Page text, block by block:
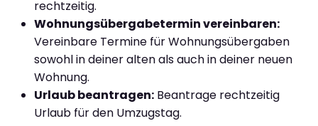
rechtzeitig.
Wohnungsübergabetermin vereinbaren:
Vereinbare Termine für Wohnungsübergaben
sowohl in deiner alten als auch in deiner neuen
Wohnung.
Urlaub beantragen: Beantrage rechtzeitig
Urlaub für den Umzugstag.